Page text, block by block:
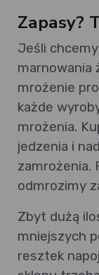
Zapasy?
Jeśli
marnowania
mrożenie
każde
mrożenia.
jedzenia i
zamrożenia.
odmrozimy
Zbyt dużą
mniejszych
resztek